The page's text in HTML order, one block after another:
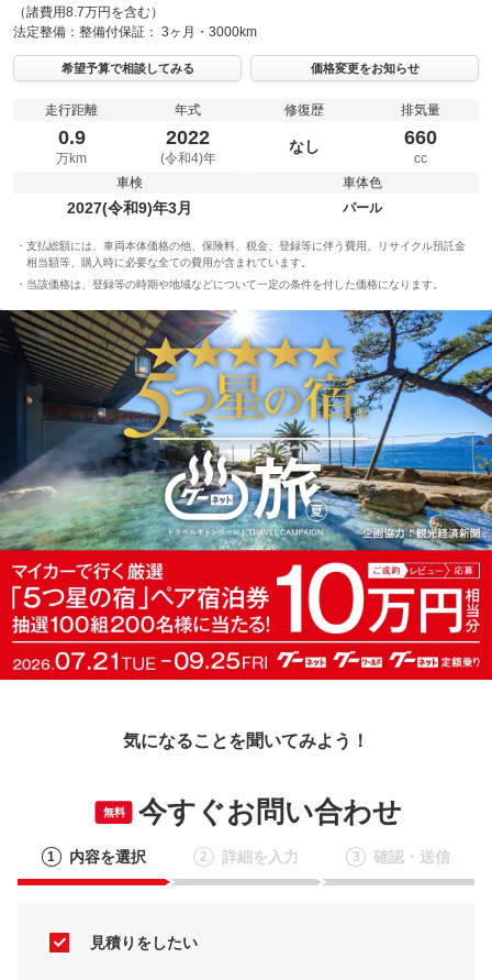
（諸費用8.7万円を含む）
法定整備： 整備付保証： 3ヶ月・3000km
希望予算で相談してみる 価格変更をお知らせ
走行距離
0.9
万km
年式
2022
(令和4)年
修復歴
なし
排気量
660
cc
車検
2027(令和9)年3月
車体色
パール
支払総額には、車両本体価格の他、保険料、税金、登録等に伴う費用、リサイクル預託金
相当額等、購入時に必要な全ての費用が含まれています。
当該価格は、登録等の時期や地域などについて一定の条件を付した価格になります。
気になることを聞いてみよう！
無料 今すぐお問い合わせ
1 内容を選択 2 詳細を入力 3 確認・送信
見積りをしたい